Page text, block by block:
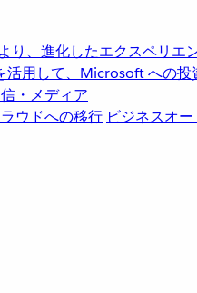
り、進化したエクスペリエ
用して、Microsoft への投
・メディア
ウドへの移行 ビジネスオ